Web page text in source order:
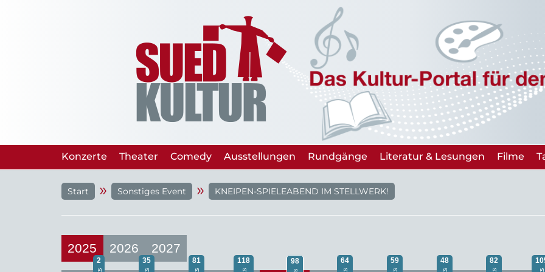
Konzerte Theater Comedy Ausstellungen Rundgänge Literatur & Lesungen Filme
Start » Sonstiges Event » KNEIPEN-SPIELEABEND IM STELLWERK!
2025 2026 2027
2 35 81 118 98 64 59 48 82